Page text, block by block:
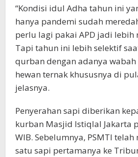
“Kondisi idul Adha tahun ini
hanya pandemi sudah
perlu lagi pakai APD jadi lebih
Tapi tahun ini lebih selektif
qurban dengan adanya wabah
hewan ternak khususnya di
jelasnya.
Penyerahan sapi diberikan
kurban Masjid Istiqlal Jakarta
WIB. Sebelumnya, PSMTI
satu sapi pertamanya ke